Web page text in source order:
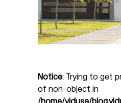
Notice: Trying to get
of non-object in